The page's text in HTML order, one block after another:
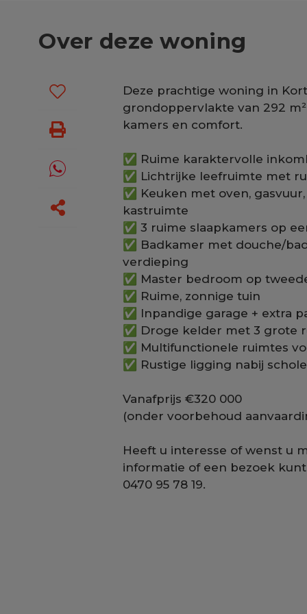
Over deze woning
Deze prachtige woning in
grondoppervlakte van 292
kamers en comfort.
✅ Ruime karaktervolle
✅ Lichtrijke leefruimte met
✅ Keuken met oven,
kastruimte
✅ 3 ruime slaapkamers op
✅ Badkamer met douche/
verdieping
✅ Master bedroom op
✅ Ruime, zonnige tuin
✅ Inpandige garage + extra
✅ Droge kelder met 3 grote
✅ Multifunctionele ruimtes
✅ Rustige ligging nabij
Vanafprijs €320 000
(onder voorbehoud
Heeft u interesse of wenst u
informatie of een bezoek
0470 95 78 19.